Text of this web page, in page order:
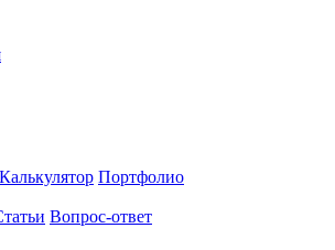
Калькулятор Портфолио
Вопрос-ответ